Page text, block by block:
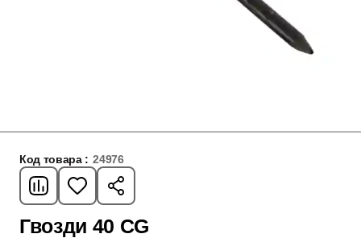
Код товара : 24976
Гвозди 40 CG